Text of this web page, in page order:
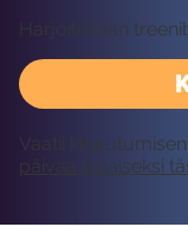
Harjoitellaan
Vaatii
päivää ilmaiseksi